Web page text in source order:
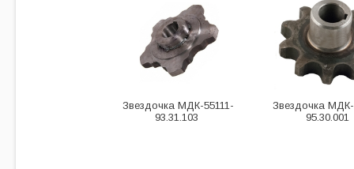
Звездочка МДК-55111-
93.31.103
Звездочка
95.30.001